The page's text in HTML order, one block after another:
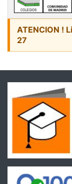
ATENCION !
27